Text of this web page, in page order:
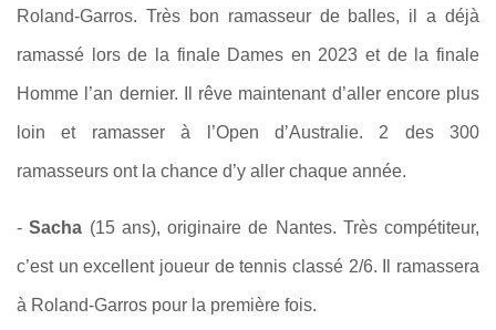
Roland-Garros. Très bon ramasseur de balles, il a déjà
ramassé lors de la finale Dames en 2023 et de la finale
Homme l’an dernier. Il rêve maintenant d’aller encore plus
loin et ramasser à l’Open d’Australie. 2 des 300
ramasseurs ont la chance d’y aller chaque année.
-Sacha (15 ans), originaire de Nantes. Très compétiteur,
c’est un excellent joueur de tennis classé 2/6. Il ramassera
à Roland-Garros pour la première fois.